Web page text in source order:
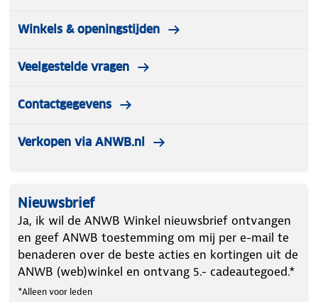
Winkels & openingstijden
Veelgestelde vragen
Contactgegevens
Verkopen via ANWB.nl
Nieuwsbrief
Ja, ik wil de ANWB Winkel nieuwsbrief ontvangen
en geef ANWB toestemming om mij per e-mail te
benaderen over de beste acties en kortingen uit de
ANWB (web)winkel en ontvang 5.- cadeautegoed.*
*Alleen voor leden